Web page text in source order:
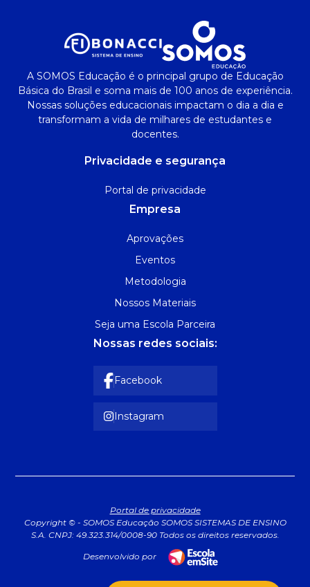
A SOMOS Educação é o principal grupo de Educação
Básica do Brasil e soma mais de 100 anos de experiência.
Nossas soluções educacionais impactam o dia a dia e
transformam a vida de milhares de estudantes e
docentes.
Privacidade e segurança
Portal de privacidade
Empresa
Aprovações
Eventos
Metodologia
Nossos Materiais
Seja uma Escola Parceira
Nossas redes sociais:
Facebook
Instagram
Portal de privacidade
Copyright © - SOMOS Educação SOMOS SISTEMAS DE ENSINO
S.A. CNPJ: 49.323.314/0008-90 Todos os direitos reservados.
Desenvolvido por